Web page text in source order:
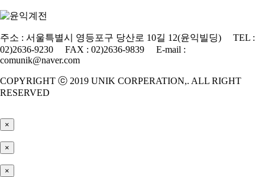
주소 : 서울특별시 영등포구 당산로 10길 12(윤익빌딩) TEL :
02)2636-9230 FAX : 02)2636-9839 E-mail :
comunik@naver.com
COPYRIGHT ⓒ 2019 UNIK CORPERATION,. ALL RIGHT
RESERVED
×
×
×